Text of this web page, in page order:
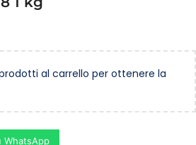
al carrello per ottenere la
WhatsApp